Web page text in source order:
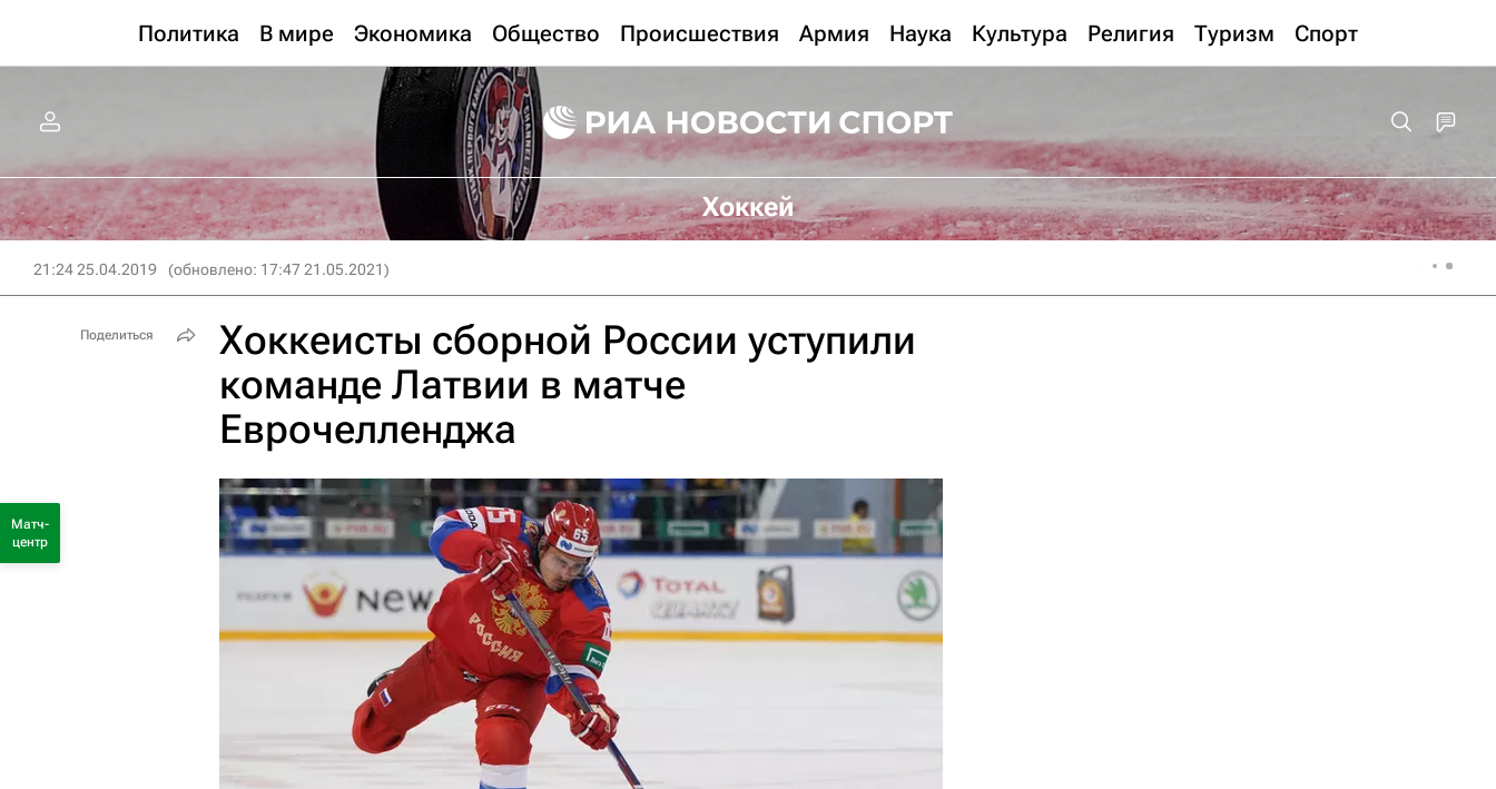
Политика В мире Экономика Общество Происшествия Армия Наука Культура Религия Туризм Спорт
Хоккей
21:24 25.04.2019 (обновлено: 17:47 21.05.2021)
Хоккеисты сборной России уступили
команде Латвии в матче
Еврочелленджа
Поделиться
Матч-
центр